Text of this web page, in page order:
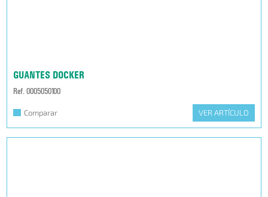
GUANTES DOCKER
Ref. 0005050100
Comparar VER ARTÍCULO